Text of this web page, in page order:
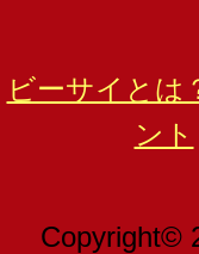
ビーサイとは
ント
Copyright©